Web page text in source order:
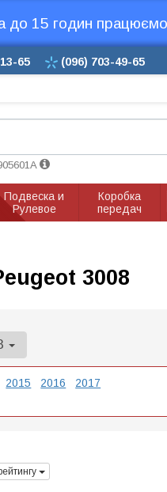
до 15 годин
65 (096) 703-49-65
Подвеска и
Рулевое
Коробка
передач
3008
2015 2016
2017